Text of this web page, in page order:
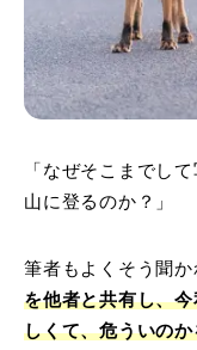
「なぜそこまでし
山に登るのか？」
筆者もよくそう聞か
を他者と共有し、
しくて、危ういの